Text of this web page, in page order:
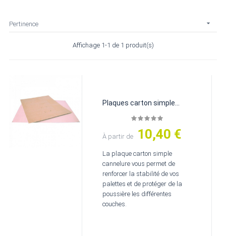
Pertinence 
Affichage 1-1 de 1 produit(s)
Plaques carton simple...
À partir de Prix
10,40 €
La plaque carton simple
cannelure vous permet de
renforcer la stabilité de vos
palettes et de protéger de la
poussière les différentes
couches.